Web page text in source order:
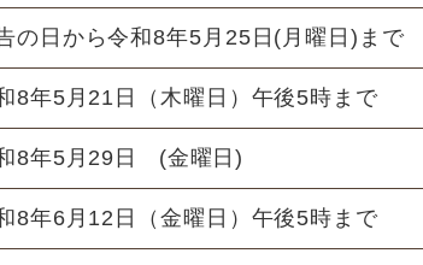
の日から令和8年5月25日(月曜日)まで
8年5月21日（木曜日）午後5時まで
8年5月29日 (金曜日)
8年6月12日（金曜日）午後5時まで